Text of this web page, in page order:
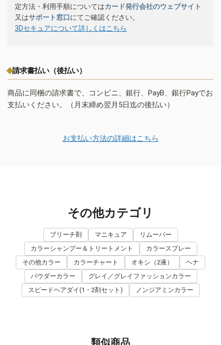
定方法・利用手順についてはカード発行会社のウェブサイト
又はサポート窓口にてご確認ください。
3Dセキュアについて詳しくはこちら
請求書払い（後払い）
商品に同梱の請求書で、コンビニ、銀行、PayB、銀行Payでお
支払いください。（月末締め翌月5日迄の後払い）
お支払い方法の詳細はこちら
その他カテゴリ
ブリーチ剤 マニキュア
リムーバー
カラーシャンプー＆トリートメント
カラースプレー
その他カラー
カラーチャート オキシ（2液）
ヘナ
パウダーカラー
グレイ／グレイファッションカラー
スピードヘアダイ(1・2剤セット)
ノンジアミンカラー
類似商品